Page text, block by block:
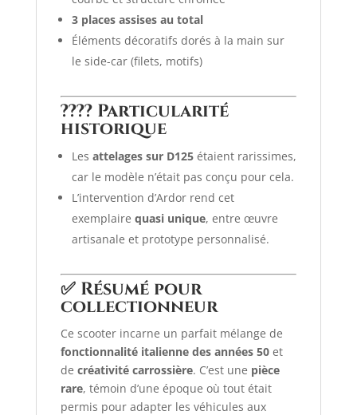
3 places assises au total
Éléments décoratifs dorés à la main sur
le side-car (filets, motifs)
???? Particularité
historique
Les attelages sur D125étaient rarissimes,
car le modèle n’était pas conçu pour cela.
L’intervention d’Ardor rend cet
exemplaire quasi unique, entre œuvre
artisanale et prototype personnalisé.
✅ Résumé pour
collectionneur
Ce scooter incarne un parfait mélange de
fonctionnalité italienne des années 50et
de créativité carrossière. C’est une pièce
rare, témoin d’une époque où tout était
permis pour adapter les véhicules aux